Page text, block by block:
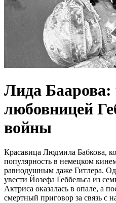
Лида Баарова:
любовницей
войны
Красавица Людмила Бабкова,
популярность в немецком
равнодушным даже Гитлера.
увести Йозефа Геббельса из
Актриса оказалась в опале, а
смертный приговор за связь с